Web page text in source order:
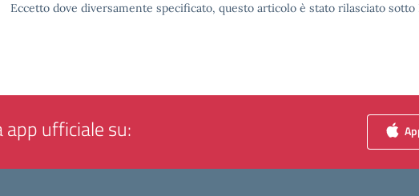
Eccetto dove diversamente specificato, questo articolo è stato rilasciato
app ufficiale su: